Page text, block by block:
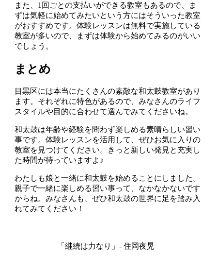
また、1回ごとの支払いができる教室もあるので、ま
ずは気軽に始めてみたいという方にはそういった教室
がおすすめです。体験レッスンは無料で実施している
教室が多いので、まずは体験から始めてみるのがいい
でしょう。
まとめ
目黒区には本当にたくさんの素敵な和太鼓教室があり
ます。それぞれに特色があるので、みなさんのライフ
スタイルや目的に合わせて選んでみてくださいね。
和太鼓は年齢や経験を問わず楽しめる素晴らしい習い
事です。体験レッスンを活用して、ぜひお気に入りの
教室を見つけてください。きっと新しい発見と充実し
た時間が待っていますよ♪
わたしも娘と一緒に和太鼓を始めることにしました。
親子で一緒に楽しめる習い事って、なかなかないです
からね。みなさんも、ぜひ和太鼓の世界に足を踏み入
れてみてください！
「継続は力なり」- 住岡夜晃